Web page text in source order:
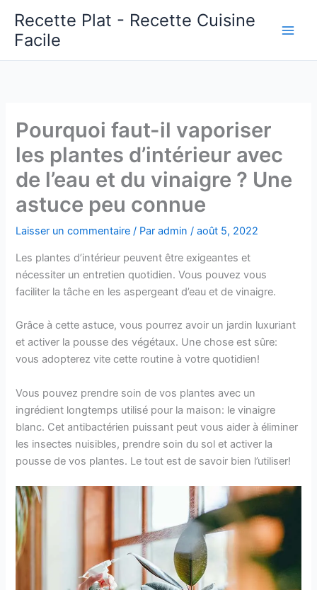
contenu
Recette Plat - Recette Cuisine
Facile
Pourquoi faut-il vaporiser
les plantes d’intérieur avec
de l’eau et du vinaigre ? Une
astuce peu connue
Laisser un commentaire / Paradmin/août 5, 2022
Les plantes d’intérieur peuvent être exigeantes et
nécessiter un entretien quotidien. Vous pouvez vous
faciliter la tâche en les aspergeant d’eau et de vinaigre.
Grâce à cette astuce, vous pourrez avoir un jardin luxuriant
et activer la pousse des végétaux. Une chose est sûre:
vous adopterez vite cette routine à votre quotidien!
Vous pouvez prendre soin de vos plantes avec un
ingrédient longtemps utilisé pour la maison: le vinaigre
blanc. Cet antibactérien puissant peut vous aider à éliminer
les insectes nuisibles, prendre soin du sol et activer la
pousse de vos plantes. Le tout est de savoir bien l’utiliser!